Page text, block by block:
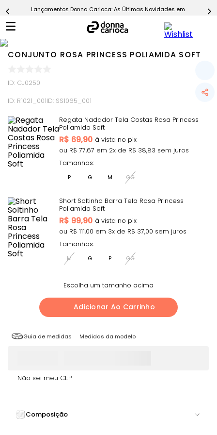
Lançamentos Donna Carioca: As Últimas Novidades em Moda
CONJUNTO ROSA PRINCESS POLIAMIDA SOFT
ID: CJ0250
ID: R1021_001ID: SS1065_001
Regata Nadador Tela Costas Rosa Princess
Poliamida Soft
R$ 69,90
ou R$ 77,67 em 2x de R$ 38,83 sem juros
Tamanhos:
P G M GG
Short Soltinho Barra Tela Rosa Princess
Poliamida Soft
R$ 99,90
ou R$ 111,00 em 3x de R$ 37,00 sem juros
Tamanhos:
M G P GG
Escolha um tamanho acima
Adicionar Ao Carrinho
Guia de medidas Medidas da modelo
Não sei meu CEP
Composição
Calça
9º Ultimate Rosa
10ºChallenge Azul